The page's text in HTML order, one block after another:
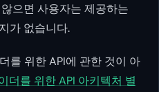
으면 사용자는 제공하는
가 없습니다.
를 위한 API에 관한 것이 아
더를 위한 API 아키텍처 별